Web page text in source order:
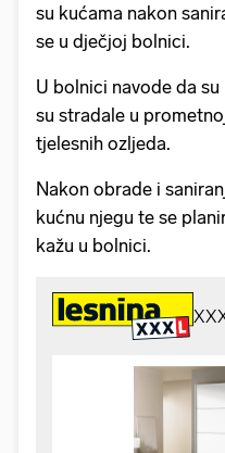
su kućama nakon
se u dječjoj bolnici.
U bolnici navode da
su stradale u
tjelesnih ozljeda.
Nakon obrade i
kućnu njegu te se
kažu u bolnici.